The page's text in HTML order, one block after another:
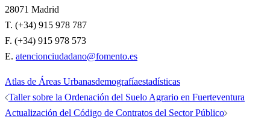
28071 Madrid
T. (+34) 915 978 787
F. (+34) 915 978 573
E. atencionciudadano@fomento.es
Atlas de Áreas Urbanasdemografíaestadísticas
Navegación
de
Taller sobre la Ordenación del Suelo Agrario en Fuerteventura
Actualización del Código de Contratos del Sector Público